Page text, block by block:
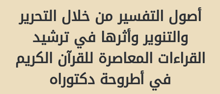
أصول التفسير من خلال التحرير
والتنوير وأثرها في ترشيد
القراءات المعاصرة للقرآن الكريم
في أطروحة دكتوراه